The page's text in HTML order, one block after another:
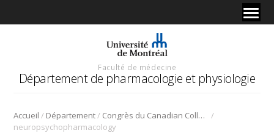
Faculté de médecine
Département de pharmacologie et physiologie
Accueil / Département/ Congrès du Canadian College of Neuropsychopharmacology
/
neuropsychopharmacology